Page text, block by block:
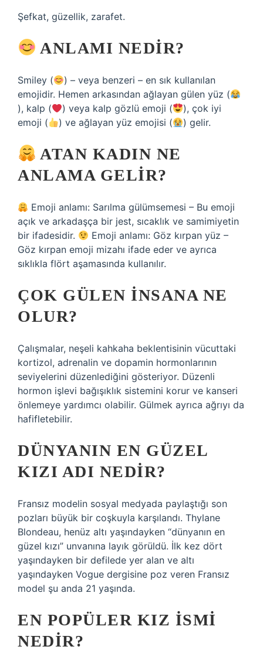
Şefkat, güzellik, zarafet.
ANLAMI NEDIR?
Smiley (
) – veya benzeri – en sık kullanılan
emojidir. Hemen arkasından ağlayan gülen yüz (
), kalp (
) veya kalp gözlü emoji (
), çok iyi
emoji (
) ve ağlayan yüz emojisi ( ) gelir.
ATAN KADIN NE
ANLAMA GELIR?
Emoji anlamı: Sarılma gülümsemesi – Bu emoji
açık ve arkadaşça bir jest, sıcaklık ve samimiyetin
bir ifadesidir.
Emoji anlamı: Göz kırpan yüz –
Göz kırpan emoji mizahı ifade eder ve ayrıca
sıklıkla flört aşamasında kullanılır.
ÇOK GÜLEN INSANA NE
OLUR?
Çalışmalar, neşeli kahkaha beklentisinin vücuttaki
kortizol, adrenalin ve dopamin hormonlarının
seviyelerini düzenlediğini gösteriyor. Düzenli
hormon işlevi bağışıklık sistemini korur ve kanseri
önlemeye yardımcı olabilir. Gülmek ayrıca ağrıyı da
hafifletebilir.
DÜNYANIN EN GÜZEL
KIZI ADI NEDIR?
Fransız modelin sosyal medyada paylaştığı son
pozları büyük bir coşkuyla karşılandı. Thylane
Blondeau, henüz altı yaşındayken “dünyanın en
güzel kızı” unvanına layık görüldü. İlk kez dört
yaşındayken bir defilede yer alan ve altı
yaşındayken Vogue dergisine poz veren Fransız
model şu anda 21 yaşında.
EN POPÜLER KIZ ISMI
NEDIR?